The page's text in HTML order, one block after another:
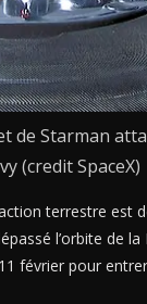
de Starman
(credit SpaceX)
terrestre est
l’orbite de
février pour